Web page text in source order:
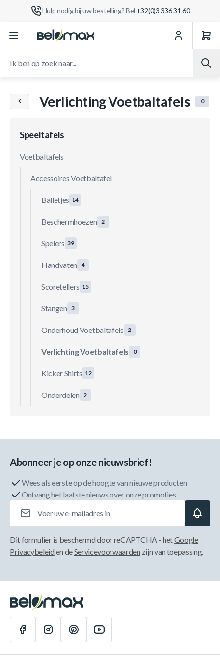
Hulp nodig bij uw bestelling? Bel +32(0)3 336 31 60
Ga naar de inhoud
Verlichting Voetbaltafels 0
Speeltafels
Voetbaltafels
Accessoires Voetbaltafel
Balletjes 14
Beschermhoezen 2
Spelers 39
Handvaten 4
Scoretellers 15
Stangen 3
Onderhoud Voetbaltafels 2
Verlichting Voetbaltafels 0
Kicker Shirts 12
Onderdelen 2
Abonneer je op onze nieuwsbrief!
Wees als eerste op de hoogte van nieuwe producten
Ontvang het laatste nieuws over onze promoties
Dit formulier is beschermd door reCAPTCHA - hetGoogle
Privacybeleid en deServicevoorwaarden zijn van toepassing.